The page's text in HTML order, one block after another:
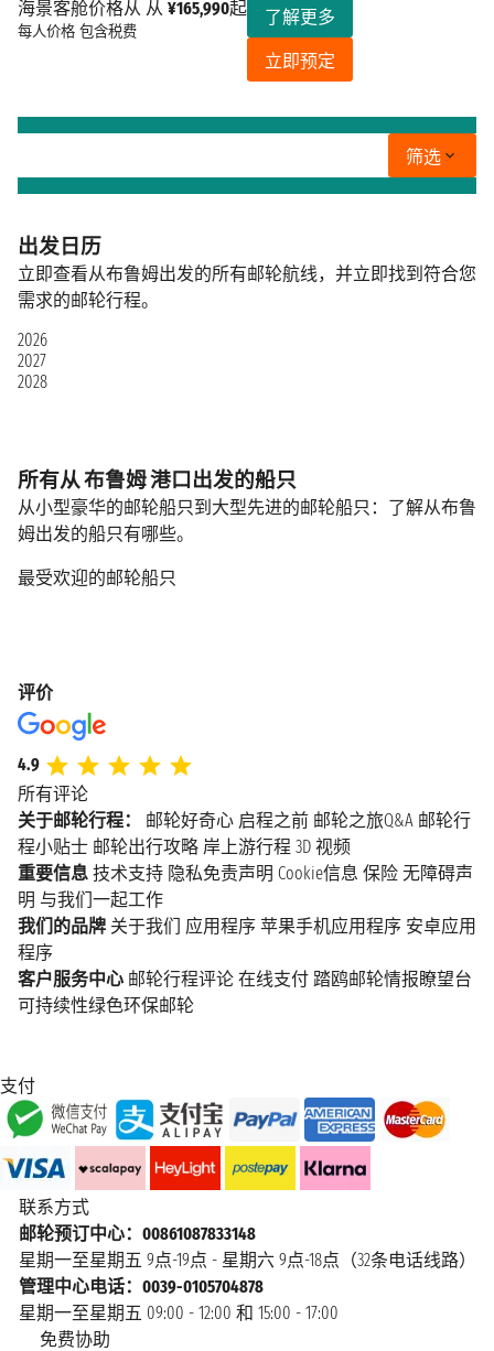
海景客舱价格从 从 ¥165,990起
每人价格 包含税费
了解更多
立即预定
筛选
出发日历
立即查看从布鲁姆出发的所有邮轮航线，并立即找到符合您
需求的邮轮行程。
2026
2027
2028
所有从 布鲁姆 港口出发的船只
从小型豪华的邮轮船只到大型先进的邮轮船只：了解从布鲁
姆出发的船只有哪些。
最受欢迎的邮轮船只
评价
4.9
所有评论
关于邮轮行程：
邮轮好奇心 启程之前 邮轮之旅Q&A 邮轮行
程小贴士 邮轮出行攻略 岸上游行程 3D 视频
重要信息 技术支持 隐私免责声明 Cookie信息 保险 无障碍声
明 与我们一起工作
我们的品牌 关于我们 应用程序 苹果手机应用程序 安卓应用
程序
客户服务中心 邮轮行程评论 在线支付 踏鸥邮轮情报瞭望台
可持续性绿色环保邮轮
支付
联系方式
邮轮预订中心：00861087833148
星期一至星期五 9点-19点 - 星期六 9点-18点（32条电话线路）
管理中心电话：0039-0105704878
星期一至星期五 09:00 - 12:00 和 15:00 - 17:00
免费协助